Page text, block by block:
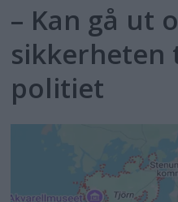
– Kan gå ut
sikkerheten
politiet